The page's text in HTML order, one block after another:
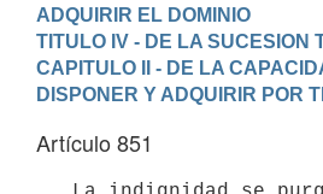
ADQUIRIR EL DOMINIO
TITULO IV - DE LA SUCESION
CAPITULO II - DE LA
DISPONER Y ADQUIRIR POR
Artículo 851